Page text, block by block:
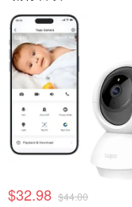
$32.98 $44.00